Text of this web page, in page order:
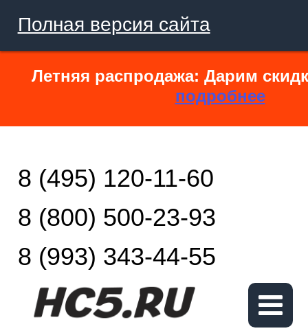
Полная версия сайта
Летняя распродажа: Дарим
подробнее
8 (495) 120-11-60
8 (800) 500-23-93
8 (993) 343-44-55